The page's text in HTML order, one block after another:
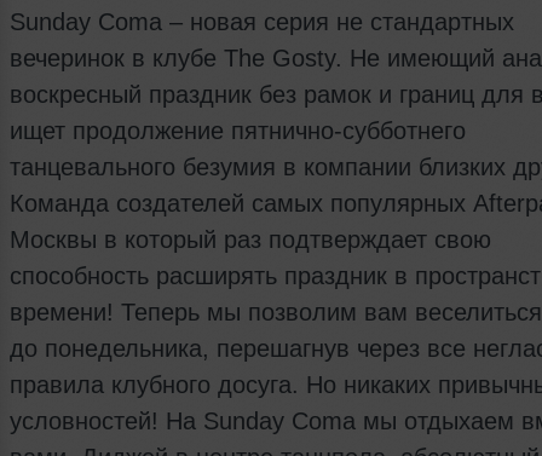
Sunday Coma – новая серия не стандартных
вечеринок в клубе The Gosty. Не имеющий
воскресный праздник без рамок и границ для
ищет продолжение пятнично-субботнего
танцевального безумия в компании близких
Команда создателей самых популярных
Москвы в который раз подтверждает свою
способность расширять праздник в
времени! Теперь мы позволим вам
до понедельника, перешагнув через все
правила клубного досуга. Но никаких
условностей! На Sunday Coma мы отдыхаем